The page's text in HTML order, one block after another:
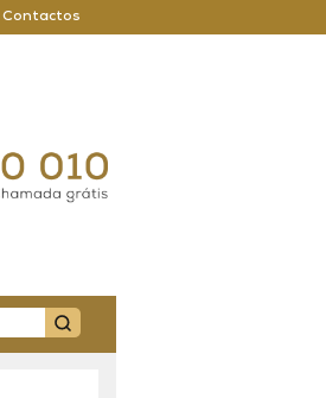
Contactos